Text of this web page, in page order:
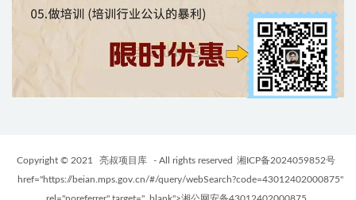
Copyright © 2021 亮叔项目库 - All rights reserved 湘ICP备2024059852号
href="https://beian.mps.gov.cn/#/query/webSearch?code=43012402000875"